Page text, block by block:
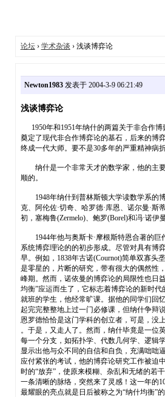
论坛› 学术杂谈 › 浅谈博弈论
Newton1983发表于 2004-3-9 06:21:49
浅谈博弈论
1950年和1951年纳什的两篇关于非合作博
奠定了现代非合作博弈论的基石，后来的博
终成一代大师。要不是30多年的严重精神病
纳什是一个非常天才的数学家，他的主要
顺的。
1948年纳什到普林斯顿大学读数学系的博
克、阿伦佐·切奇、哈罗德·库恩、诺尔曼·
初，塞梅鲁(Zermelo)、鲍罗(Borel)和冯·诺
1944年他与奥斯卡·摩根斯特恩合著的巨
系统博弈理论的的初步形成。尽管对具有博
早。例如，1838年古诺(Cournot)简单双寡
是零星的，片断的研究，带有很大的偶然性
峰期。然而，诺依曼的博弈论的局限性也
均衡”应运而生了，它标志着博弈论的新时
就班的学生，他经常旷课。据他的同学们回
起完完整整地上过一门必修课，但纳什争辩
恩罗德恰恰是这门学科的创立者，可是，没
。于是，又走人了。然而，纳什毕竟是一位
每一个分支，如拓扑学、代数几何学、逻辑
显示出他与众不同的自信和自负，充满咄咄
应付紧张的考试，他的博弈论研究工作被迫
时的“放弃”，使原来模糊、杂乱和无绪的若
一条清晰的脉络，突然来了灵感！这一年的
最耀眼的亮点就是日后被称之为“纳什均衡”